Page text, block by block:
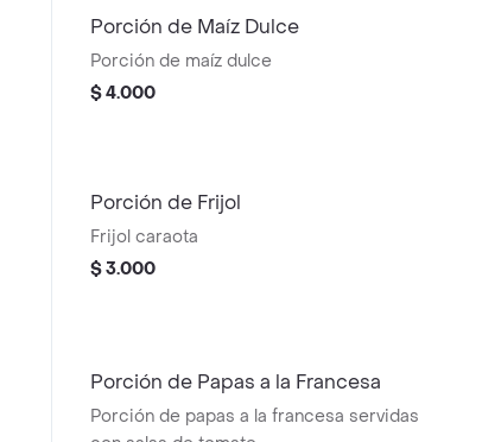
Porción de Maíz Dulce
Porción de maíz dulce
$ 4.000
Porción de Frijol
Frijol caraota
$ 3.000
Porción de Papas a la Francesa
Porción de papas a la francesa servidas